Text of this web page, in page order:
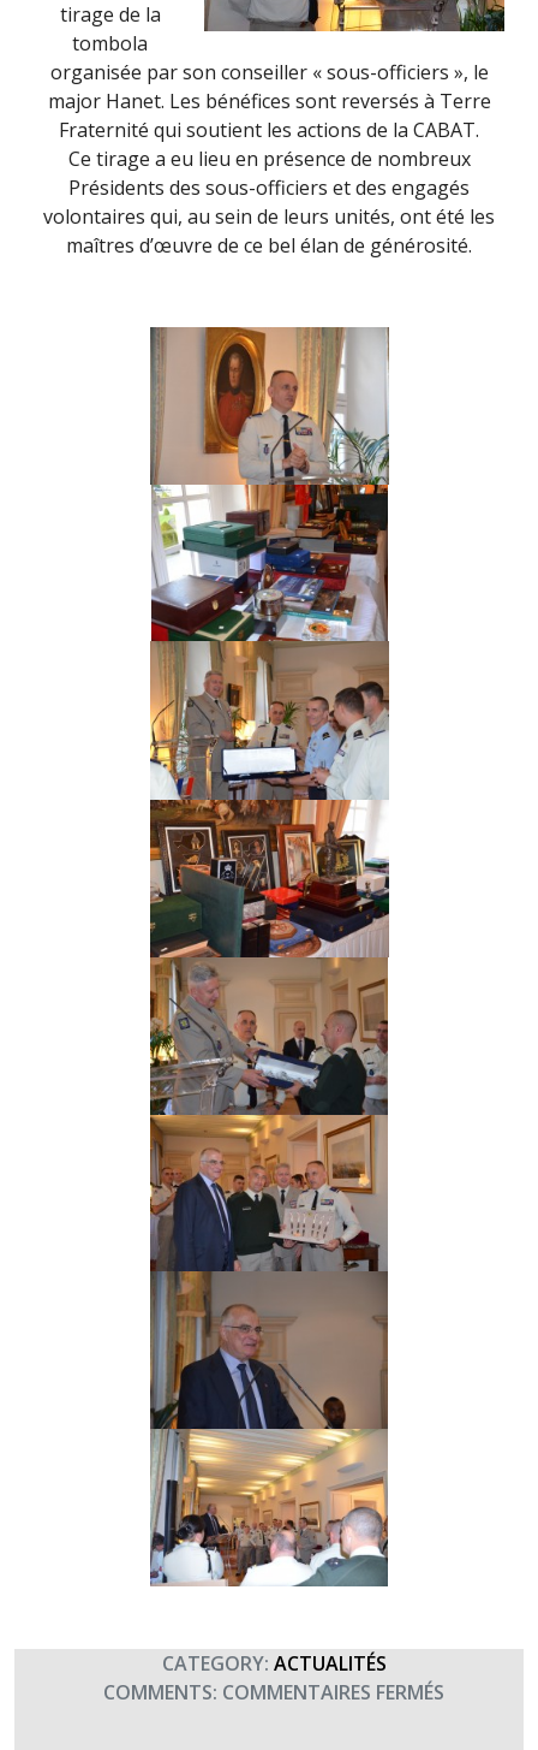
tirage de la
tombola
organisée par son conseiller « sous-officiers », le
major Hanet. Les bénéfices sont reversés à Terre
Fraternité qui soutient les actions de la CABAT.
Ce tirage a eu lieu en présence de nombreux
Présidents des sous-officiers et des engagés
volontaires qui, au sein de leurs unités, ont été les
maîtres d’œuvre de ce bel élan de générosité.
CATEGORY: ACTUALITÉS
COMMENTS: COMMENTAIRES FERMÉS